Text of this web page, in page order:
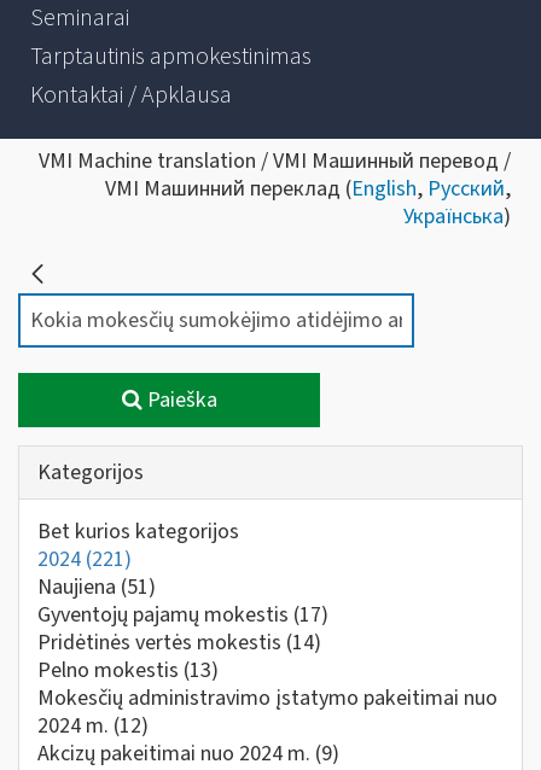
Seminarai
Tarptautinis apmokestinimas
Kontaktai / Apklausa
VMI Machine translation / VMI Машинный перевод /
VMI Машинний переклад (English, Русский,
Українська)
Paieška
Kategorijos
Bet kurios kategorijos
2024 (221)
Naujiena (51)
Gyventojų pajamų mokestis (17)
Pridėtinės vertės mokestis (14)
Pelno mokestis (13)
Mokesčių administravimo įstatymo pakeitimai nuo
2024 m. (12)
Akcizų pakeitimai nuo 2024 m. (9)